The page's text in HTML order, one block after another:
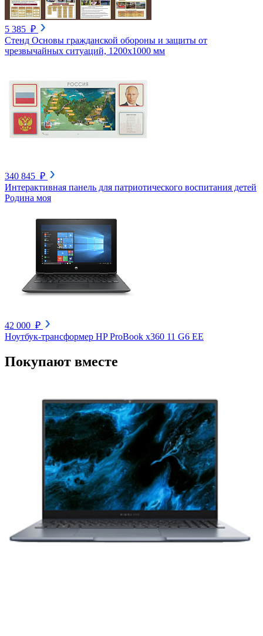
5 385 ₽
Стенд Основы гражданской обороны и защиты от
чрезвычайных ситуаций, 1200х1000 мм
340 845 ₽
Интерактивная панель для патриотического воспитания детей
Родина моя
42 000 ₽
Ноутбук-трансформер HP ProBook x360 11 G6 EE
Покупают вместе